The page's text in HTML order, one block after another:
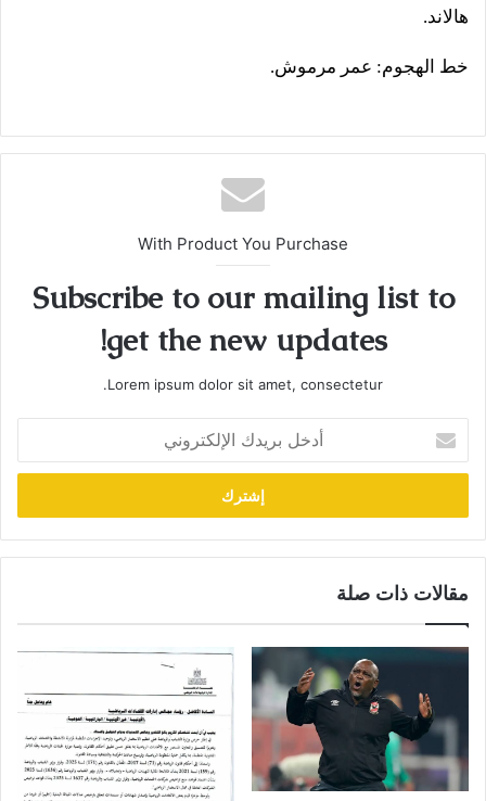
هالاند.
خط الهجوم: عمر مرموش.
With Product You Purchase
Subscribe to our mailing list to
get the new updates!
Lorem ipsum dolor sit amet, consectetur.
بريدك
الإلكتروني
مقالات ذات صلة